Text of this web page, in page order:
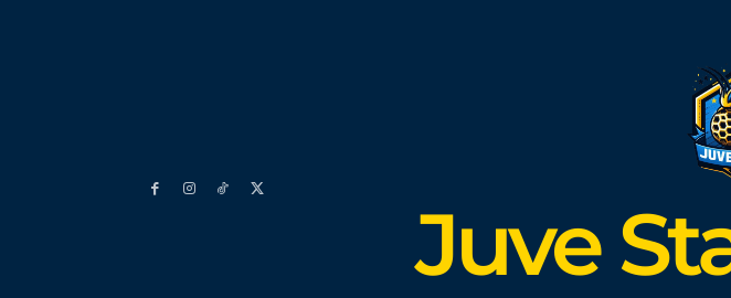
Juve